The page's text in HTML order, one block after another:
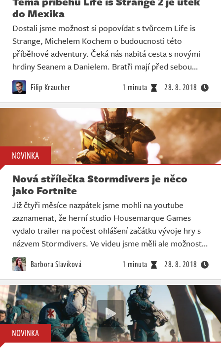
do Mexika
Dostali jsme možnost si popovídat s tvůrcem Life is
Strange, Michelem Kochem o budoucnosti této
příběhové adventury. Čeká nás nabitá cesta s novými
hrdiny Seanem a Danielem. Bratři mají před sebou…
Filip Kraucher 1 minuta 28. 8. 2018
NOVINKA
Nová střílečka Stormdivers je něco
jako Fortnite
Již čtyři měsíce nazpátek jsme mohli na youtube
zaznamenat, že herní studio Housemarque Games
vydalo trailer na počest ohlášení začátku vývoje hry s
názvem Stormdivers. Ve videu jsme měli ale možnost…
Barbora Slavíková 1 minuta 28. 8. 2018
NOVINKA